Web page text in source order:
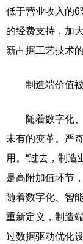
低于营业收入的
的经费支持，加
新占据工艺技术
制造端价值被
随着数字化、
未有的变革。严
用。“过去，制
是高附加值环节
随着数字化、智
重新定义，制造
过数据驱动优化